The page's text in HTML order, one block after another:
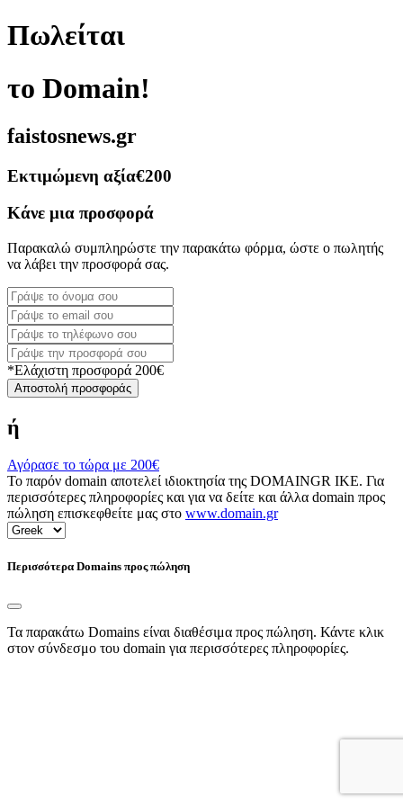
Πωλείται
το Domain!
faistosnews.gr
Εκτιμώμενη αξία€200
Κάνε μια προσφορά
Παρακαλώ συμπληρώστε την παρακάτω φόρμα, ώστε ο πωλητής
να λάβει την προσφορά σας.
*Ελάχιστη προσφορά 200€
Αποστολή προσφοράς
ή
Αγόρασε το τώρα με 200€
Το παρόν domain αποτελεί ιδιοκτησία της DOMAINGR ΙΚΕ. Για
περισσότερες πληροφορίες και για να δείτε και άλλα domain προς
πώληση επισκεφθείτε μας στο www.domain.gr
Περισσότερα Domains προς πώληση
Τα παρακάτω Domains είναι διαθέσιμα προς πώληση. Κάντε κλικ
στον σύνδεσμο του domain για περισσότερες πληροφορίες.